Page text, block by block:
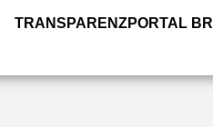
TRANSPARENZPORTAL